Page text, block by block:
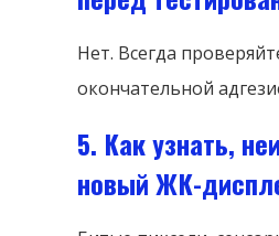
Нет. Всегда
окончательной
5. Как узнать,
новый ЖК-